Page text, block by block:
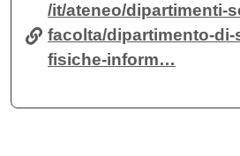
/it/ateneo/dipartimenti-
facolta/dipartimento-di-
fisiche-inform…